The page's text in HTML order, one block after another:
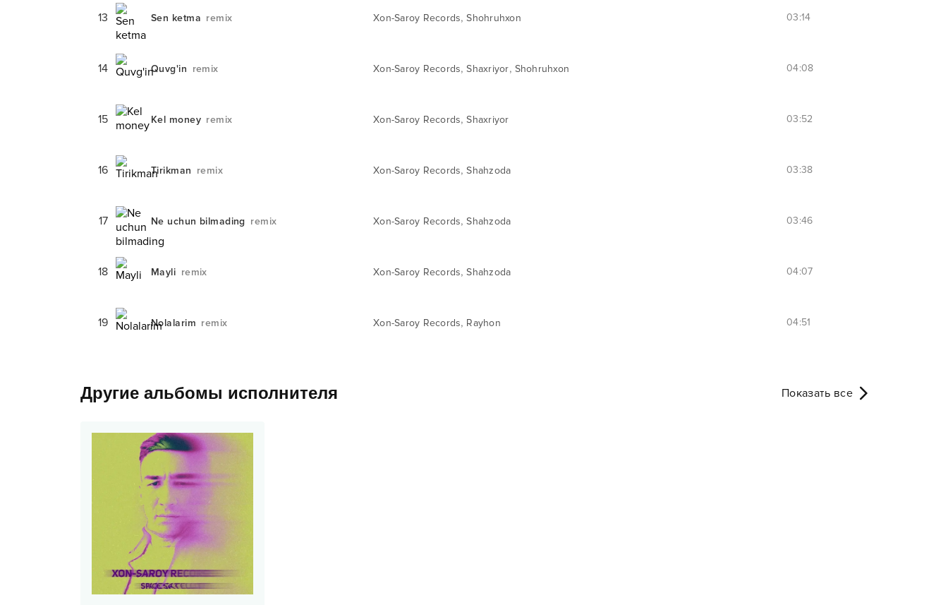
13 Sen ketma remix Xon-Saroy Records,Shohruhxon 03:14
14 Quvg'in remix Xon-Saroy Records,Shaxriyor, Shohruhxon 04:08
15 Kel money remix Xon-Saroy Records,Shaxriyor 03:52
16 Tirikman remix Xon-Saroy Records,Shahzoda 03:38
17 Ne uchun bilmading remix Xon-Saroy Records,Shahzoda 03:46
18 Mayli remix Xon-Saroy Records,Shahzoda 04:07
19 Nolalarim remix Xon-Saroy Records, Rayhon 04:51
Другие альбомы исполнителя Показать все